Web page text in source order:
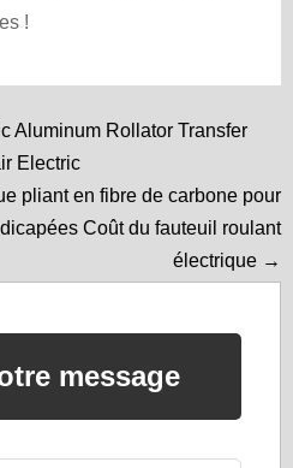
!
Aluminum Rollator Transfer
Electric
pliant en fibre de carbone pour
Coût du fauteuil roulant
électrique →
message